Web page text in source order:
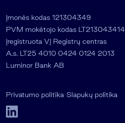
Įmonės kodas 121304349
PVM mokėtojo kodas LT213043414
Įregistruota VĮ Registrų centras
A.s. LT25 4010 0424 0124 2013
Luminor Bank AB
Privatumo politika Slapukų politika